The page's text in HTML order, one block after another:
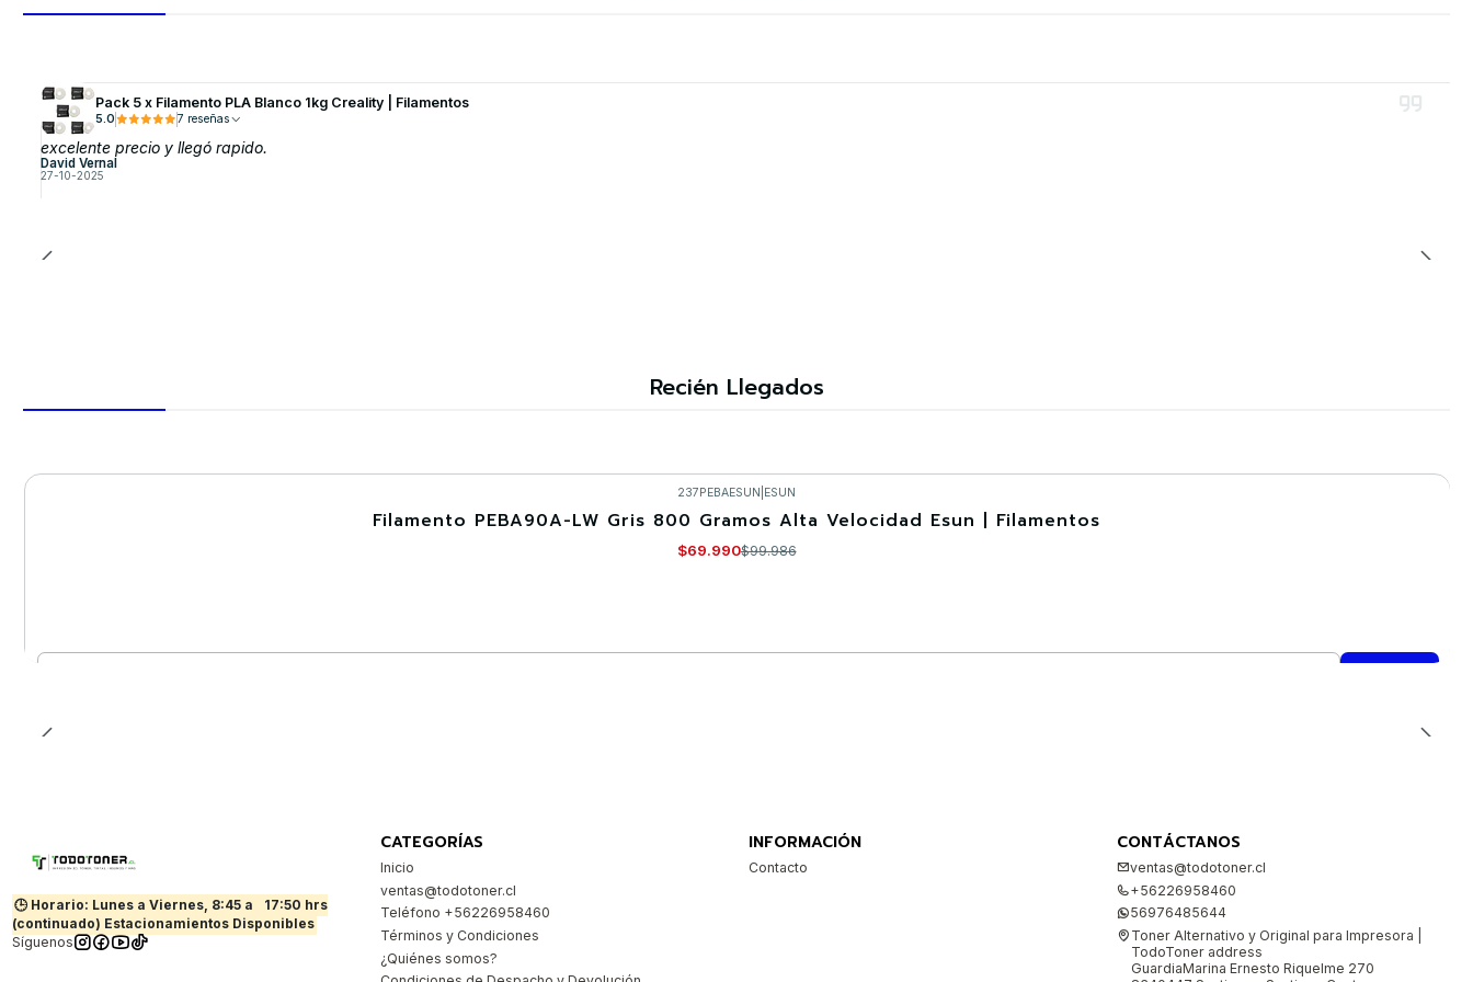
Pack 5 x Filamento PLA Blanco 1kg Creality | Filamentos
5.0 7 reseñas
excelente precio y llegó rapido.
David Vernal
27-10-2025
Recién Llegados
237PEBAESUN ESUN
Filamento PEBA90A-LW Gris 800 Gramos Alta Velocidad Esun | Filamentos
$69.990$99.986
🕒 Horario: Lunes a Viernes, 8:45 a
17:50 hrs
(continuado) Estacionamientos Disponibles
Síguenos
CATEGORÍAS
Inicio
ventas@todotoner.cl
Teléfono +56226958460
Términos y Condiciones
¿Quiénes somos?
INFORMACIÓN
Contacto
CONTÁCTANOS
ventas@todotoner.cl
+56226958460
56976485644
Toner Alternativo y Original para Impresora |
TodoToner address
GuardiaMarina Ernesto Riquelme 270